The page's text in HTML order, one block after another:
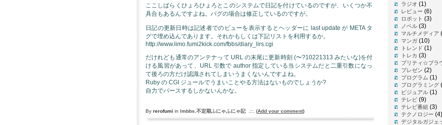
ここしばらくひょろひょろとこのシステムで日記を付けているのですが、いくつか不
具合もあるんですよね。バグの場合は修正しているのですが。
日記の更新日時は記述者でのビューを表示するとヘッダーに last update が META タ
グで埋め込んであります。それかもしくは下記リストを利用するか。
http://www.limo.fumi2kick.com/fbbs/diary_lirs.cgi
だけれども通常のアンテナって URL の末尾に更新時刻 (〜?10221313 みたいな)を付
ける風習があって、URL 引数で author 指定している当システムだと二重引数になっ
て後ろの方だけ認識されてしまいうまくないんですよね。
Ruby の CGI ジュールでうまいことやる方法はないものでしょうか?
自力でパースするしかないんかな。
By rerofumi in lmbbs 不定期ふにゃふにゃ記.::. (Add your comment)
ラジオ (1)
レビュー (6)
ロボット (3)
ノベル (3)
マルチメディア
マンガ (10)
トレンド (1)
トレカ (3)
プリティ☆ブラ
プレゼン (2)
プログラム (1)
プログラミング
ビジュアル (1)
テレビ (9)
テレビ番組 (3)
テクノロジー (4)
デジタルガジェ